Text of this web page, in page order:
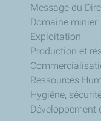
Message du
Domaine minier
Exploitation
Production et
Ressources
Hygiène,
Développement